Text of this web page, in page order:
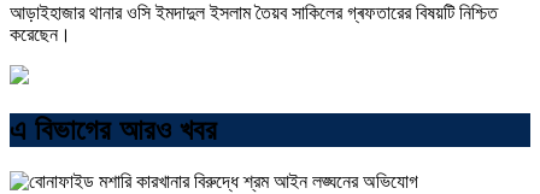
আড়াইহাজার থানার ওসি ইমদাদুল ইসলাম তৈয়ব সাকিলের গ্ৰফতারের বিষয়টি নিশ্চিত
করেছেন।
এ বিভাগের আরও খবর